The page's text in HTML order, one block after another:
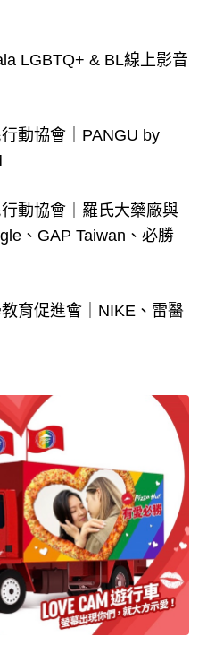
LGBTQ+ & BL線上影音
動協會｜PANGU by
動協會｜羅氏大藥廠與
、GAP Taiwan、必勝
育促進會｜NIKE、雷醫